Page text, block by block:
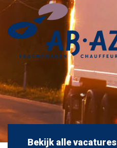
Bekijk alle vacatures